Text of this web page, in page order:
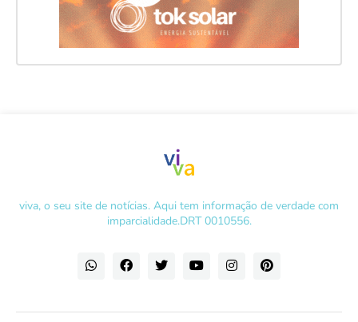
viva, o seu site de notícias. Aqui tem informação de verdade com
imparcialidade.DRT 0010556.